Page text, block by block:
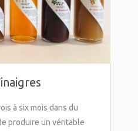
à six mois dans du
produire un véritable